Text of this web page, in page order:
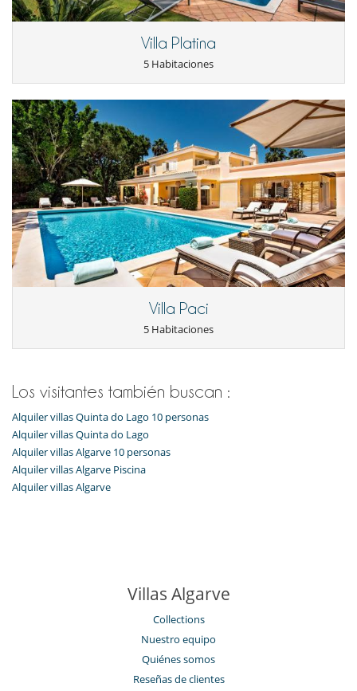
- Monday/Friday – 17.5€/hour.
Electrodoméstico
Cocina totalmente equipada
Frigorífico - congelador
Horno
lavadora
Lavavajillas
Microondas
Tetera eléctrica
Tostadora
En el exterior
Barbacoa
Cenadores a cielo abierto
Ocios y actividades deportivas
BOSE sound system
TV
Para su comodidad y agrado
Secador
Vestidor
Villa Platina
5 Habitaciones
Villa Paci
5 Habitaciones
Los visitantes también buscan :
Alquiler villas Quinta do Lago 10 personas
Alquiler villas Quinta do Lago
Alquiler villas Algarve 10 personas
Alquiler villas Algarve Piscina
Alquiler villas Algarve
Villas Algarve
Collections
Nuestro equipo
Quiénes somos
Reseñas de clientes